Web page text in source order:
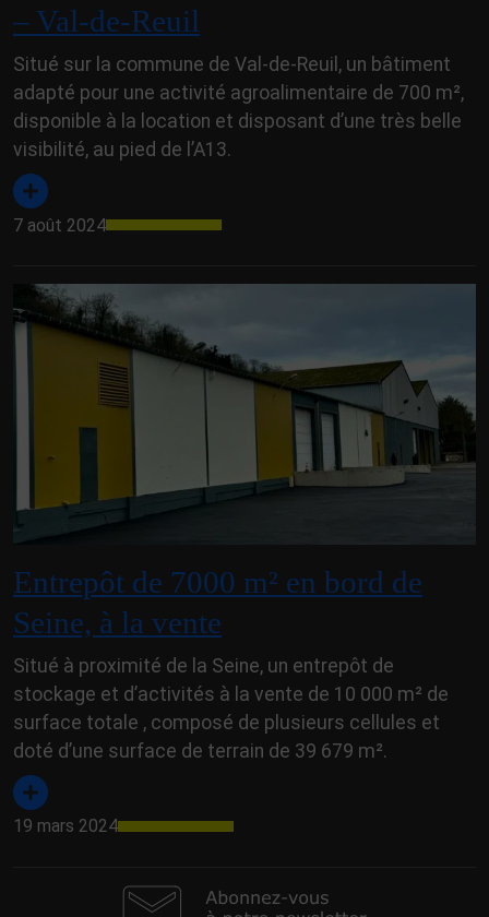
– Val-de-Reuil
Situé sur la commune de Val-de-Reuil, un bâtiment
adapté pour une activité agroalimentaire de 700 m²,
disponible à la location et disposant d’une très belle
visibilité, au pied de l’A13.
7 août 2024
Entrepôt de 7000 m² en bord de
Seine, à la vente
Situé à proximité de la Seine, un entrepôt de
stockage et d’activités à la vente de 10 000 m² de
surface totale , composé de plusieurs cellules et
doté d’une surface de terrain de 39 679 m².
19 mars 2024